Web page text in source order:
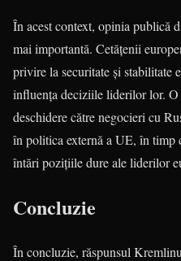
În acest context, opinia publică
mai importantă. Cetățenii
privire la securitate și stabilitate
influența deciziile liderilor lor.
deschidere către negocieri cu
în politica externă a UE, în timp
întări pozițiile dure ale liderilor
Concluzie
În concluzie, răspunsul